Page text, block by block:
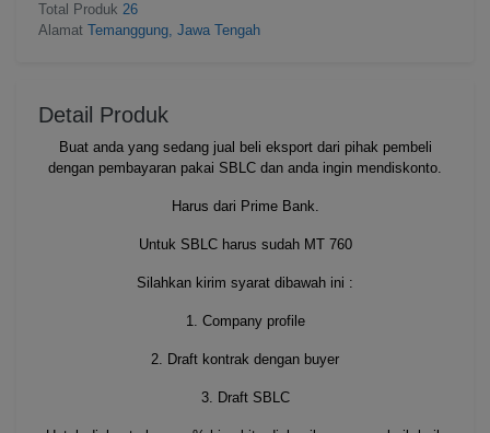
Total Produk 26
Alamat Temanggung, Jawa Tengah
Detail Produk
Buat anda yang sedang jual beli eksport dari pihak pembeli
dengan pembayaran pakai SBLC dan anda ingin mendiskonto.
Harus dari Prime Bank.
Untuk SBLC harus sudah MT 760
Silahkan kirim syarat dibawah ini :
1. Company profile
2. Draft kontrak dengan buyer
3. Draft SBLC